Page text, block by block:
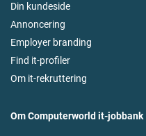
Din kundeside
Annoncering
Employer branding
Find it-profiler
Om it-rekruttering
Om Computerworld it-jobbank